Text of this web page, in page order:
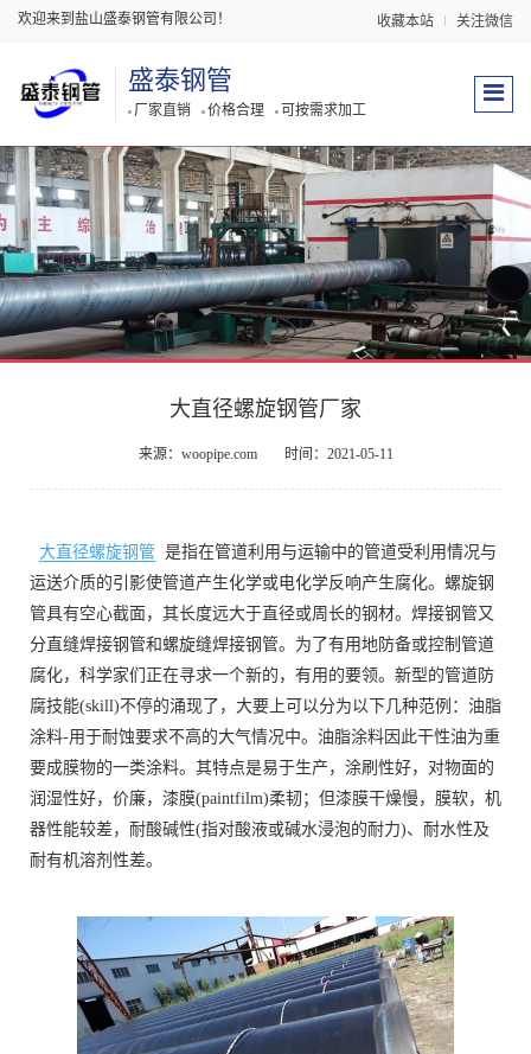
欢迎来到盐山盛泰钢管有限公司！ 收藏本站 关注微信
盛泰钢管
厂家直销 价格合理 可按需求加工
大直径螺旋钢管厂家
来源：woopipe.com 时间：2021-05-11
大直径螺旋钢管 是指在管道利用与运输中的管道受利用情况与
运送介质的引影使管道产生化学或电化学反响产生腐化。螺旋钢
管具有空心截面，其长度远大于直径或周长的钢材。焊接钢管又
分直缝焊接钢管和螺旋缝焊接钢管。为了有用地防备或控制管道
腐化，科学家们正在寻求一个新的，有用的要领。新型的管道防
腐技能(skill)不停的涌现了，大要上可以分为以下几种范例：油脂
涂料-用于耐蚀要求不高的大气情况中。油脂涂料因此干性油为重
要成膜物的一类涂料。其特点是易于生产，涂刷性好，对物面的
润湿性好，价廉，漆膜(paintfilm)柔韧；但漆膜干燥慢，膜软，机
器性能较差，耐酸碱性(指对酸液或碱水浸泡的耐力)、耐水性及
耐有机溶剂性差。